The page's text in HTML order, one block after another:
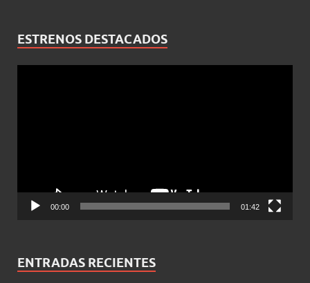
ESTRENOS DESTACADOS
00:00 01:42
ENTRADAS RECIENTES